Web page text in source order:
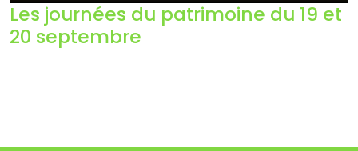
Les journées du patrimoine du 19 et
20 septembre